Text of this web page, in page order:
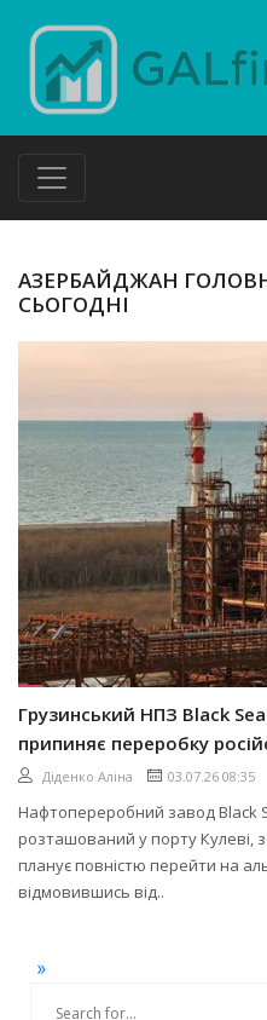
АЗЕРБАЙДЖАН
СЬОГОДНІ
Грузинський НПЗ Black
припиняє переробку
Діденко Аліна 03.07.26 08:35
Нафтопереробний завод Black
розташований у порту Кулеві,
планує повністю перейти на
відмовившись від..
»